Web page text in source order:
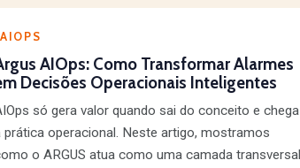
AIOPS
AIOps: Como Transformar Alarmes
Decisões Operacionais Inteligentes
só gera valor quando sai do conceito e chega
prática operacional. Neste artigo, mostramos
o ARGUS atua como uma camada transversal